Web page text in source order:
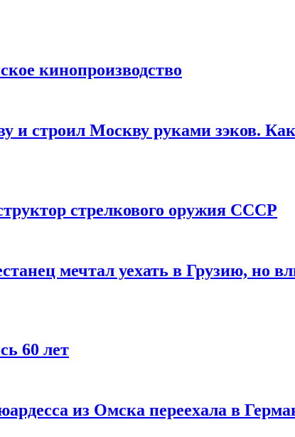
кинопроизводство
строил Москву руками зэков.
стрелкового оружия СССР
мечтал уехать в Грузию, но
60 лет
из Омска переехала в